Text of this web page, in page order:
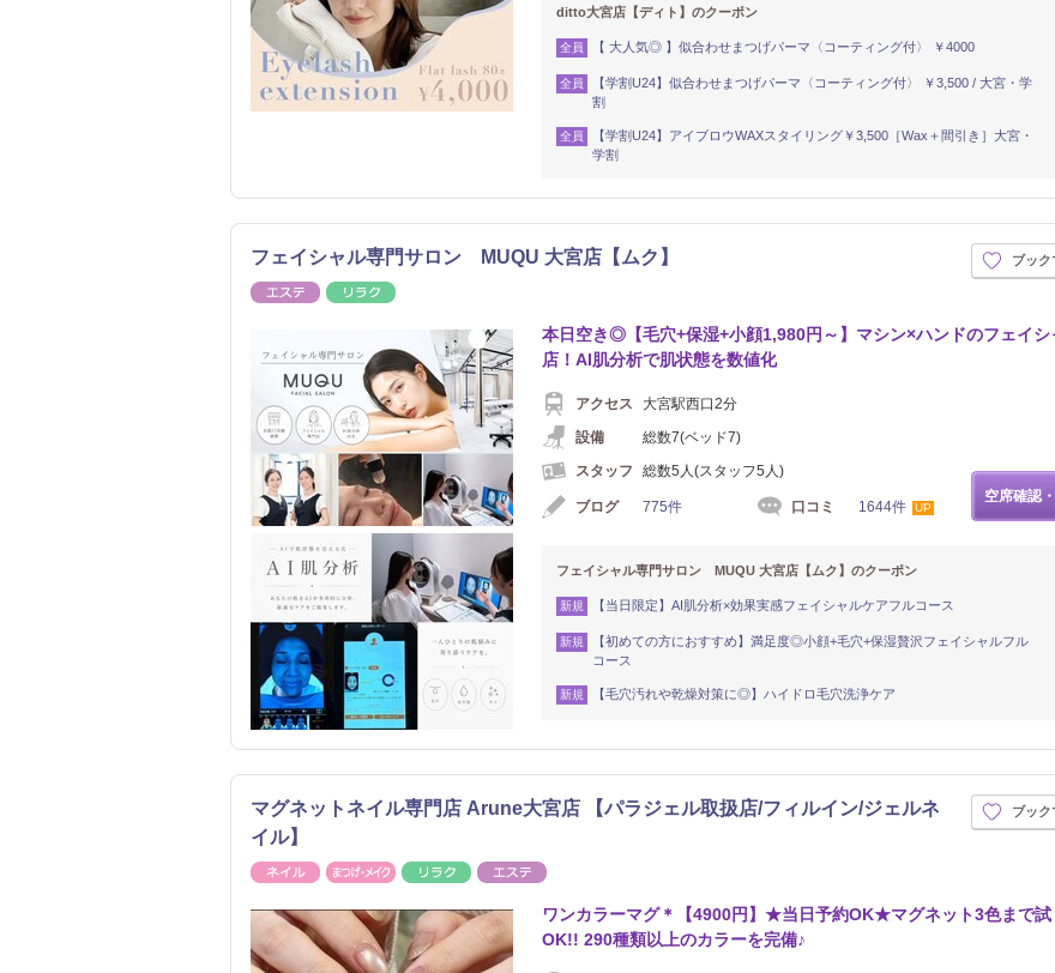
ditto大宮店【ディト】のクーポン
全員 【 大人気◎ 】似合わせまつげパーマ〈コーティング付〉 ￥4000
全員
【学割U24】似合わせまつげパーマ〈コーティング付〉 ￥3,500 / 大宮・学
割
全員
【学割U24】アイブロウWAXスタイリング￥3,500［Wax＋間引き］大宮・
学割
フェイシャル専門サロン MUQU 大宮店【ムク】
エステ
ブック
本日空き◎【毛穴+保湿+小顔1,980円～】マシン×ハンドのフェイシ
店！AI肌分析で肌状態を数値化
アクセス
大宮駅西口2分
設備
総数7(ベッド7)
スタッフ
総数5人(スタッフ5人)
ブログ 775件 口コミ 1644件 UP
空席確認
フェイシャル専門サロン MUQU 大宮店【ムク】のクーポン
新規 【当日限定】AI肌分析×効果実感フェイシャルケアフルコース
新規
【初めての方におすすめ】満足度◎小顔+毛穴+保湿贅沢フェイシャルフル
コース
新規 【毛穴汚れや乾燥対策に◎】ハイドロ毛穴洗浄ケア
マグネットネイル専門店 Arune大宮店 【パラジェル取扱店/フィルイン/ジェルネ
イル】
ネイル まつげ・メイクリラク
ブック
ワンカラーマグ＊【4900円】★当日予約OK★マグネット3色まで試
OK!! 290種類以上のカラーを完備♪